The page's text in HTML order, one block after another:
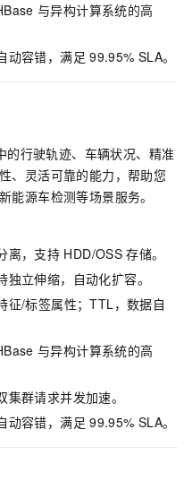
与异构计算系统的高
动容错，满足 99.95% SLA。
的行驶轨迹、车辆状况、精准
、灵活可靠的能力，帮助您
能源车检测等场景服务。
离，支持 HDD/OSS 存储。
立伸缩，自动化扩容。
征/标签属性；TTL，数据自
与异构计算系统的高
群请求并发加速。
动容错，满足 99.95% SLA。